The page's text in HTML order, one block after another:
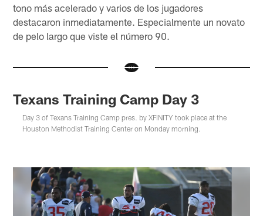
tono más acelerado y varios de los jugadores
destacaron inmediatamente. Especialmente un novato
de pelo largo que viste el número 90.
Texans Training Camp Day 3
Day 3 of Texans Training Camp pres. by XFINITY took place at the
Houston Methodist Training Center on Monday morning.